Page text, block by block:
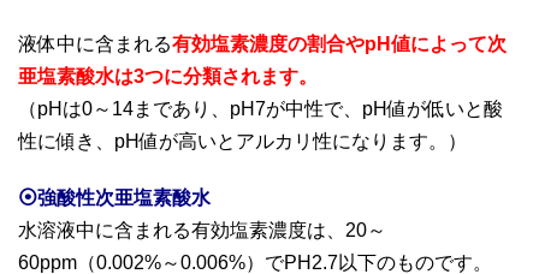
液体中に含まれる有効塩素濃度の割合やpH値によって次
亜塩素酸水は3つに分類されます。
（pHは0～14まであり、pH7が中性で、pH値が低いと酸
性に傾き、pH値が高いとアルカリ性になります。）
⦿強酸性次亜塩素酸水
水溶液中に含まれる有効塩素濃度は、20～
60ppm（0.002%～0.006%）でPH2.7以下のものです。